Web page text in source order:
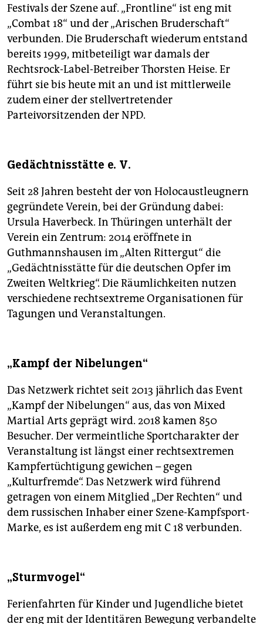
Festivals der Szene auf. „Frontline“ ist eng mit
„Combat 18“ und der „Arischen Bruderschaft“
verbunden. Die Bruderschaft wiederum entstand
bereits 1999, mitbeteiligt war damals der
Rechtsrock-Label-Betreiber Thorsten Heise. Er
führt sie bis heute mit an und ist mittlerweile
zudem einer der stellvertretender
Parteivorsitzenden der NPD.
Gedächtnisstätte e. V.
Seit 28 Jahren besteht der von Holocaustleugnern
gegründete Verein, bei der Gründung dabei:
Ursula Haverbeck. In Thüringen unterhält der
Verein ein Zentrum: 2014 eröffnete in
Guthmannshausen im „Alten Rittergut“ die
„Gedächtnisstätte für die deutschen Opfer im
Zweiten Weltkrieg“. Die Räumlichkeiten nutzen
verschiedene rechtsextreme Organisationen für
Tagungen und Veranstaltungen.
„Kampf der Nibelungen“
Das Netzwerk richtet seit 2013 jährlich das Event
„Kampf der Nibelungen“ aus, das von Mixed
Martial Arts geprägt wird. 2018 kamen 850
Besucher. Der vermeintliche Sport­charakter der
Veranstaltung ist längst einer rechtsextremen
Kampf­ertüchtigung gewichen – gegen
„Kulturfremde“. Das Netzwerk wird führend
getragen von ­einem Mitglied „Der Rechten“ und
dem russischen Inhaber einer Szene-Kampfsport-
Marke, es ist außerdem eng mit C 18 verbunden.
„Sturmvogel“
Ferienfahrten für Kinder und ­Jugendliche bietet
der eng mit der Identitären Bewegung ­verbandelte